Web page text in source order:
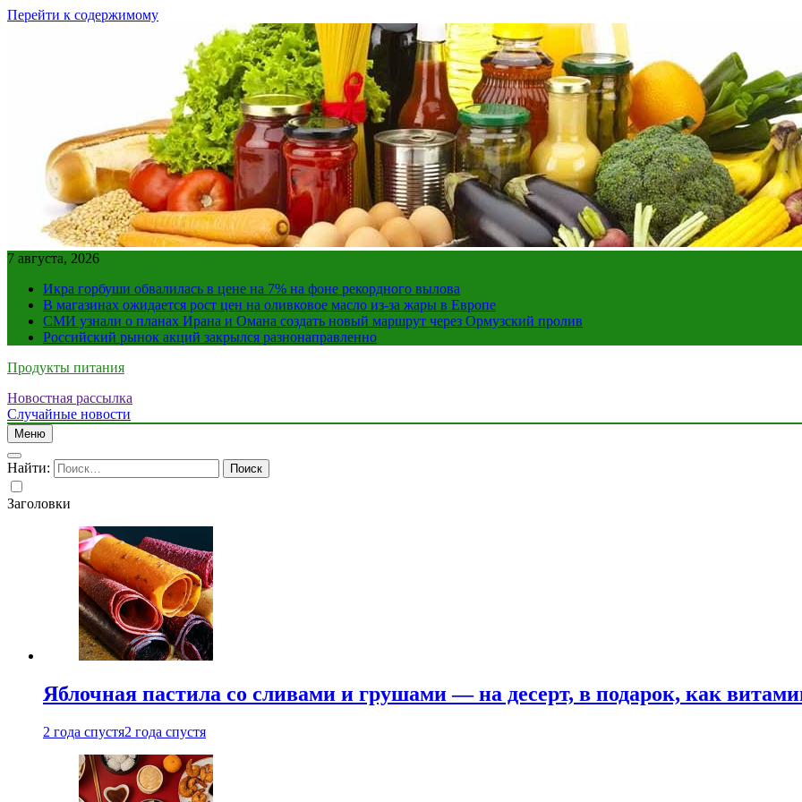
Перейти к содержимому
7 августа, 2026
Икра горбуши обвалилась в цене на 7% на фоне рекордного вылова
В магазинах ожидается рост цен на оливковое масло из-за жары в Европе
СМИ узнали о планах Ирана и Омана создать новый маршрут через Ормузский пролив
Российский рынок акций закрылся разнонаправленно
Продукты питания
Новостная рассылка
Случайные новости
Меню
Найти:
Заголовки
Яблочная пастила со сливами и грушами — на десерт, в подарок, как
2 года спустя2 года спустя